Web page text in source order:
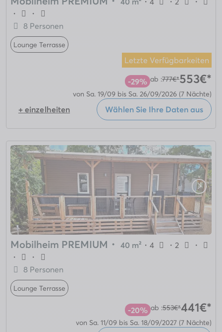
・
・
8 Personen
Lounge Terrasse
Letzte Verfügbarkeiten
-29% ab :777€*553€*
von Sa. 19/09 bis Sa. 26/09/2026 (7 Nächte)
+ einzelheiten Wählen Sie Ihre Daten aus
Mobilheim PREMIUM ・ 40 m² ・ 4 ・ 2
・
・
・
8 Personen
Lounge Terrasse
-20% ab :553€*441€*
von Sa. 11/09 bis Sa. 18/09/2027 (7 Nächte)